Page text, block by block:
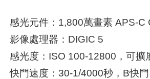
感光元件：1,800萬畫素 APS-C
影像處理器：DIGIC 5
感光度：ISO 100-12800，可擴
快門速度：30-1/4000秒，B快門